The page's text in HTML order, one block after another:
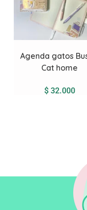
Agenda gatos
Cat home
$32.000